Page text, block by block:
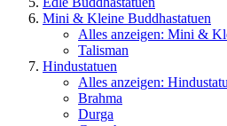
Mini & Kleine Buddhastatuen
Alles anzeigen: Mini &
Talisman
Hindustatuen
Alles anzeigen:
Brahma
Durga